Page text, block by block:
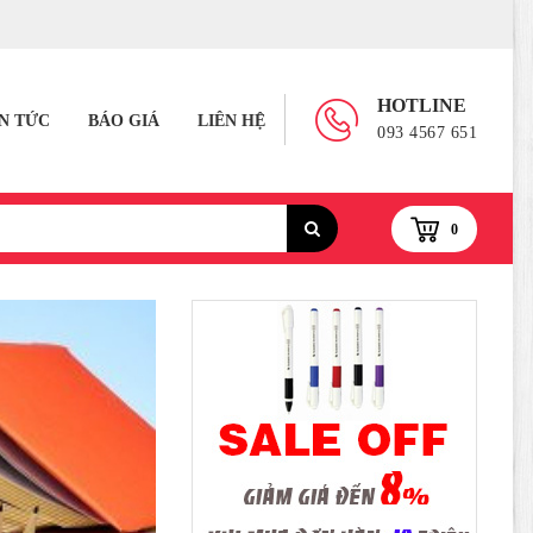
HOTLINE
093 4567 651
TỨC BÁO GIÁ LIÊN HỆ
0